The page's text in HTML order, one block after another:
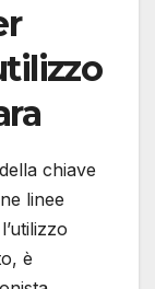
chiave
linee
è